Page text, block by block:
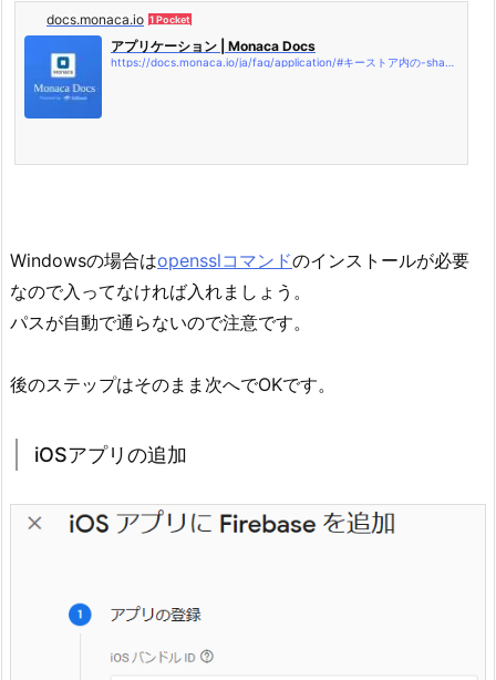
docs.monaca.io 1 Pocket
アプリケーション | Monaca Docs
Windowsの場合はopensslコマンドのインストールが必要
なので入ってなければ入れましょう。
パスが自動で通らないので注意です。
後のステップはそのまま次へでOKです。
iOSアプリの追加